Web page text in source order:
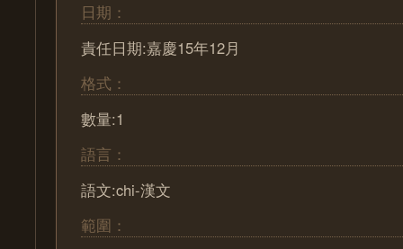
日期：
責任日期:嘉慶15年12月
格式：
數量:1
語言：
語文:chi-漢文
範圍：